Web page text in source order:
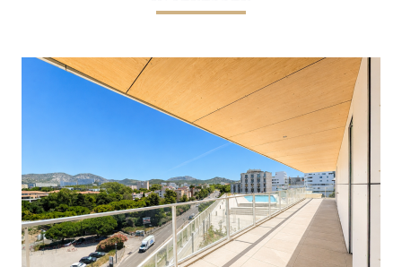
voir le bien